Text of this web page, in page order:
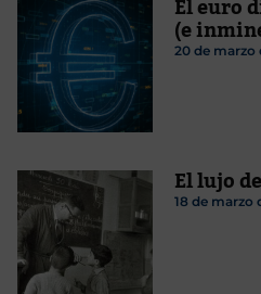
(e
20 de marzo
El lujo
18 de marzo